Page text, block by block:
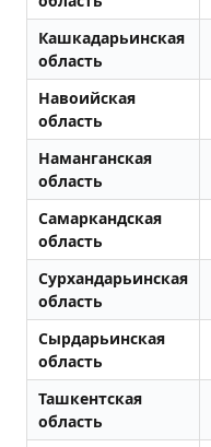
Кашкадарьинская
область
Навоийская
область
Наманганская
область
Самаркандская
область
Сурхандарьинская
область
Сырдарьинская
область
Ташкентская
область